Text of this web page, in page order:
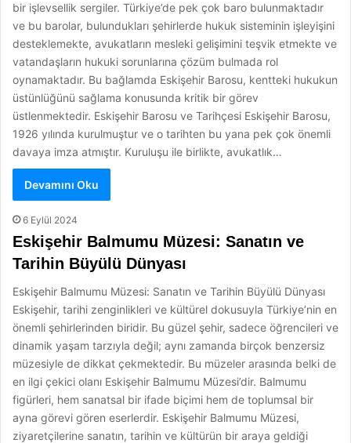
bir işlevsellik sergiler. Türkiye’de pek çok baro bulunmaktadır
ve bu barolar, bulundukları şehirlerde hukuk sisteminin işleyişini
desteklemekte, avukatların mesleki gelişimini teşvik etmekte ve
vatandaşların hukuki sorunlarına çözüm bulmada rol
oynamaktadır. Bu bağlamda Eskişehir Barosu, kentteki hukukun
üstünlüğünü sağlama konusunda kritik bir görev
üstlenmektedir. Eskişehir Barosu ve Tarihçesi Eskişehir Barosu,
1926 yılında kurulmuştur ve o tarihten bu yana pek çok önemli
davaya imza atmıştır. Kuruluşu ile birlikte, avukatlık…
Devamını Oku
6 Eylül 2024
Eskişehir Balmumu Müzesi: Sanatın ve
Tarihin Büyülü Dünyası
Eskişehir Balmumu Müzesi: Sanatın ve Tarihin Büyülü Dünyası
Eskişehir, tarihi zenginlikleri ve kültürel dokusuyla Türkiye’nin en
önemli şehirlerinden biridir. Bu güzel şehir, sadece öğrencileri ve
dinamik yaşam tarzıyla değil; aynı zamanda birçok benzersiz
müzesiyle de dikkat çekmektedir. Bu müzeler arasında belki de
en ilgi çekici olanı Eskişehir Balmumu Müzesi’dir. Balmumu
figürleri, hem sanatsal bir ifade biçimi hem de toplumsal bir
ayna görevi gören eserlerdir. Eskişehir Balmumu Müzesi,
ziyaretçilerine sanatın, tarihin ve kültürün bir araya geldiği